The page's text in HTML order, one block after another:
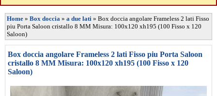
Home » Box doccia » a due lati » Box doccia angolare Frameless 2 lati Fisso
piu Porta Saloon cristallo 8 MM Misura: 100x120 xh195 (100 Fisso x 120
Saloon)
Box doccia angolare Frameless 2 lati Fisso piu Porta Saloon
cristallo 8 MM Misura: 100x120 xh195 (100 Fisso x 120
Saloon)